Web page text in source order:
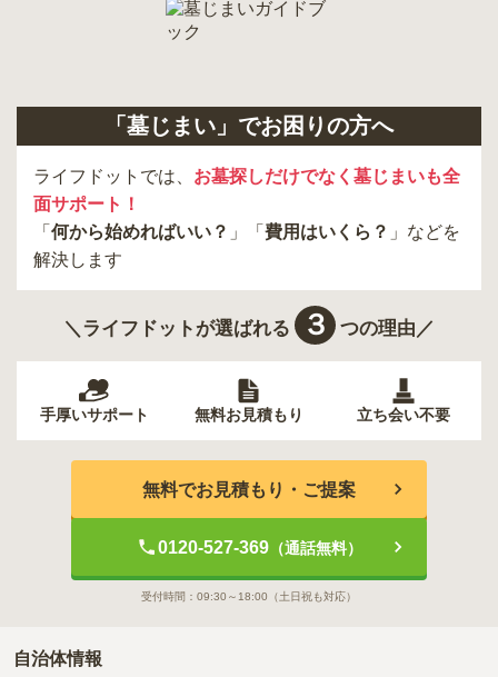
滑川町 杉戸町
朝霞市
北本市 行田市
鴻巣市
「墓じまい」でお困りの方へ
ライフドットでは、 お墓探しだけでなく墓じまいも全
面サポート！
「 何から始めればいい？ 」「 費用はいくら？ 」などを
解決します
＼ライフドットが選ばれる ３ つの理由／
手厚いサポート 無料お見積もり 立ち会い不要
無料でお見積もり・ご提案
0120-527-369（通話無料）
受付時間： 09:30～18:00 （土日祝も対応）
自治体情報